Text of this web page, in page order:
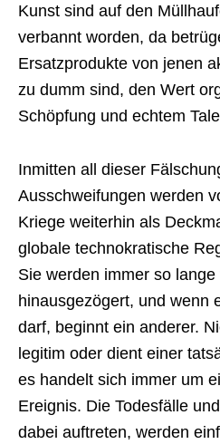
Kunst sind auf den
verbannt worden, da
Ersatzprodukte von jenen
zu dumm sind, den Wert
Schöpfung und echtem
Inmitten all dieser
Ausschweifungen werden
Kriege weiterhin als
globale technokratische
Sie werden immer so
hinausgezögert, und wenn
darf, beginnt ein anderer.
legitim oder dient einer
es handelt sich immer um
Ereignis. Die Todesfälle
dabei auftreten, werden